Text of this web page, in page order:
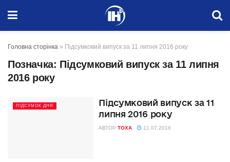
Головна сторінка » Підсумковий випуск за 11 липня 2016 року
Позначка: Підсумковий випуск за 11 липня
2016 року
ПІДСУМОК ДНЯ
Підсумковий випуск за 11
липня 2016 року
АВТОР TOXA 11.07.2016